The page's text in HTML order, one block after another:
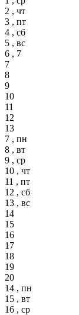
2 , чт
3 , пт
4 , сб
5 , вс
6 , 7
7
8
9
10
11
12
13
7 , пн
8 , вт
9 , ср
10 , чт
11 , пт
12 , сб
13 , вс
14
15
16
17
18
19
20
14 , пн
15 , вт
16 , ср